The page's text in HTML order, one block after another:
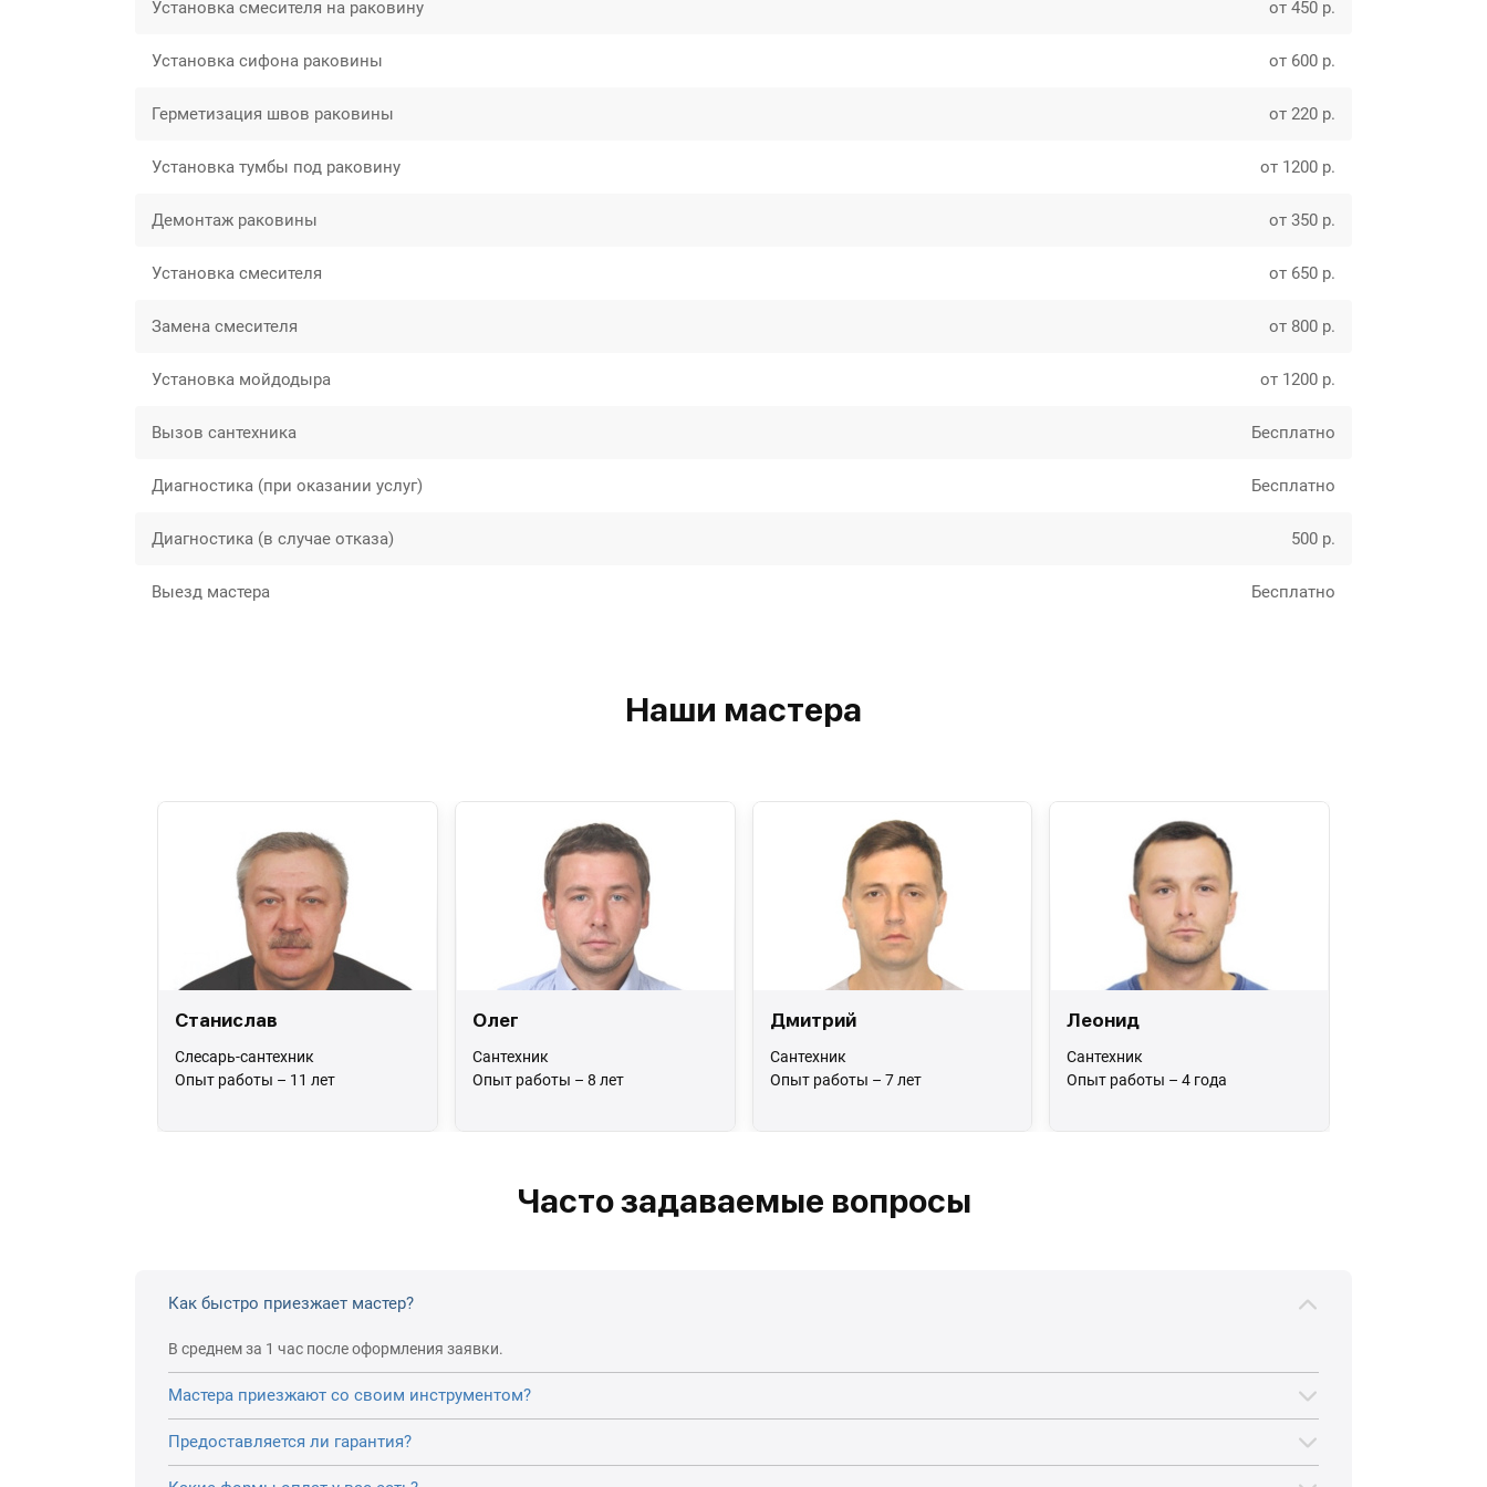
Установка смесителя на раковину от 450 р.
Установка сифона раковины от 600 р.
Герметизация швов раковины от 220 р.
Установка тумбы под раковину от 1200 р.
Демонтаж раковины от 350 р.
Установка смесителя от 650 р.
Замена смесителя от 800 р.
Установка мойдодыра от 1200 р.
Вызов сантехника Бесплатно
Диагностика (при оказании услуг) Бесплатно
Диагностика (в случае отказа) 500 р.
Выезд мастера Бесплатно
Наши мастера
Станислав
Слесарь-сантехник
Опыт работы – 11 лет
Олег
Сантехник
Опыт работы – 8 лет
Дмитрий
Сантехник
Опыт работы – 7 лет
Леонид
Сантехник
Опыт работы – 4 года
Часто задаваемые вопросы
Как быстро приезжает мастер?
В среднем за 1 час после оформления заявки.
Мастера приезжают со своим инструментом?
Предоставляется ли гарантия?